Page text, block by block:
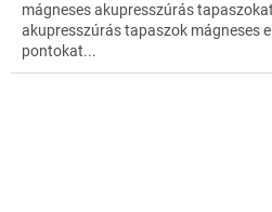
mágneses akupresszúrás
akupresszúrás tapaszok mágneses
pontokat...